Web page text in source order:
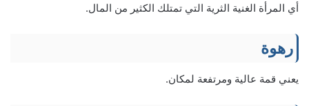
أي المرأة الغنية الثرية التي تمتلك الكثير من المال.
رهوة
يعني قمة عالية ومرتفعة لمكان.